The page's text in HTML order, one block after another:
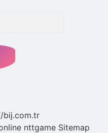
bij.com.tr
nttgame Sitemap